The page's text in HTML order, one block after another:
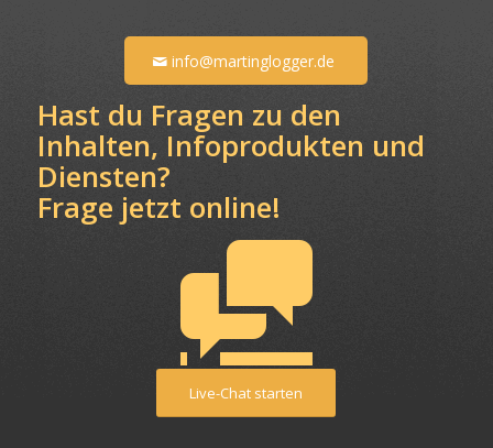
info@martinglogger.de
Hast du Fragen zu den
Inhalten, Infoprodukten und
Diensten?
Frage jetzt online!
Live-Chat starten